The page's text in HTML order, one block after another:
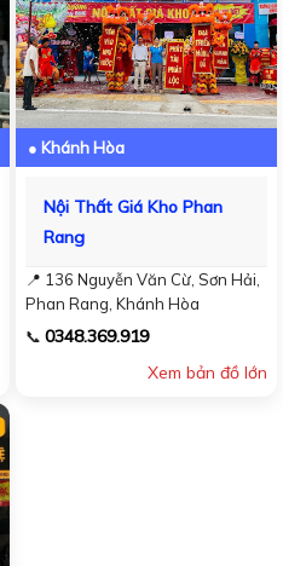
● Khánh Hòa
Nội Thất Giá Kho Phan
Rang
📍 136 Nguyễn Văn Cừ, Sơn Hải,
Phan Rang, Khánh Hòa
📞 0348.369.919
Xem bản đồ lớn